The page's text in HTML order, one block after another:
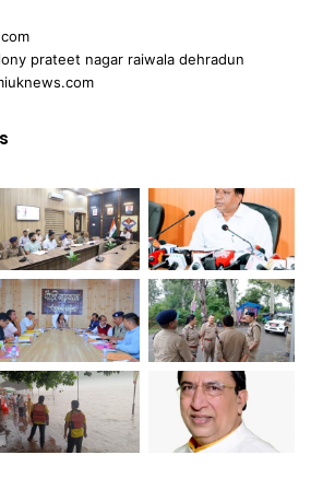
prateet nagar raiwala dehradun